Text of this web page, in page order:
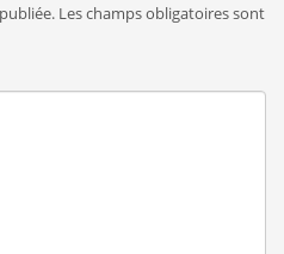
Les champs obligatoires sont